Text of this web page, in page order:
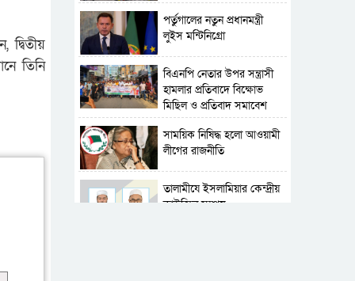
তিনি
পর্তুগালের নতুন প্রধানমন্ত্রী
লুইস মন্টিনিগ্রো
বিএনপি নেতার উপর সন্ত্রাসী
হামলার প্রতিবাদে বিক্ষোভ
মিছিল ও প্রতিবাদ সমাবেশ
সাময়িক নিষিদ্ধ হলো আওয়ামী
লীগের রাজনীতি
‎তালামীযে ইসলামিয়ার কেন্দ্রীয়
কাউন্সিল সম্পন্ন